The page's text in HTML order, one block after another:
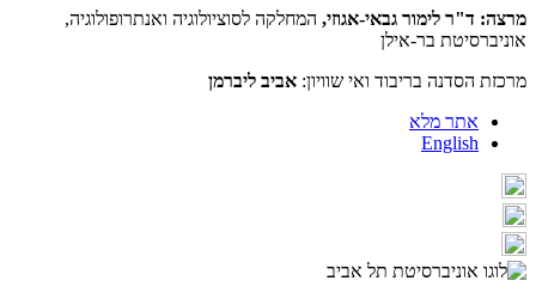
מרצה: ד"ר לימור גבאי-אגוזי, המחלקה לסוציולוגיה ואנתרופולוגיה,
אוניברסיטת בר-אילן
מרכזת הסדנה בריבוד ואי שוויון: אביב ליברמן
אתר מלא
English